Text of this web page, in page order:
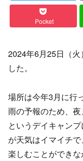
Pocket
2024年6月25日（
した。
場所は今年3月に行
雨の予報のため、
というデイキャン
が天気はイマイチ
楽しむことができ